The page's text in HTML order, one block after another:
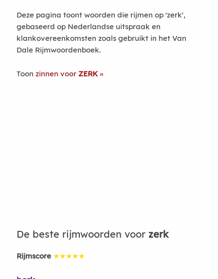
Deze pagina toont woorden die rijmen op 'zerk',
gebaseerd op Nederlandse uitspraak en
klankovereenkomsten zoals gebruikt in het Van
Dale Rijmwoordenboek.
Toon zinnen voor ZERK
De beste rijmwoorden voor zerk
Rijmscore ★★★★★